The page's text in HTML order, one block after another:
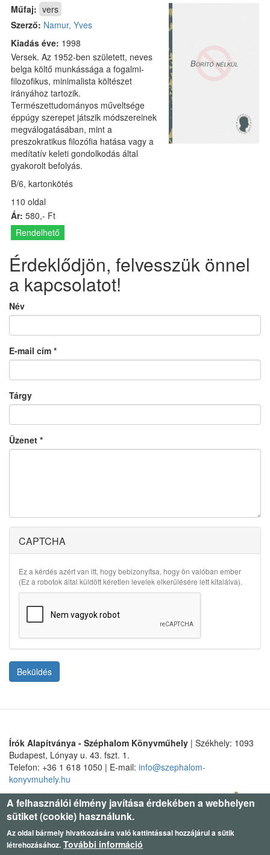
Műfaj: vers
Szerző: Namur, Yves
Kiadás éve: 1998
Versek. Az 1952-ben született, neves
belga költő munkássága a fogalmi-
filozofikus, minimalista költészet
irányához tartozik.
Természettudományos műveltsége
éppúgy szerepet játszik módszereinek
megválogatásában, mint a
preszokratikus filozófia hatása vagy a
medítatív keleti gondolkodás által
gyakorolt befolyás.
B/6, kartonkötés
110 oldal
Ár: 580,- Ft
Rendelhető
Érdeklődjön, felvesszük önnel
a kapcsolatot!
Név
E-mail cím *
Tárgy
Üzenet *
CAPTCHA
Ez a kérdés azért van itt, hogy bebizonyítsa, hogy ön valóban ember
(Ez a robotok által küldött kéretlen levelek elkerülésére lett kitalálva).
Beküldés
Írók Alapítványa - Széphalom Könyvműhely | Székhely: 1093
Budapest, Lónyay u. 43. fszt. 1.
Telefon: +36 1 618 1050 | E-mail: info@szephalom-
konyvmuhely.hu
A felhasználói élmény javítása érdekében a webhelyen
sütiket (cookie) használunk.
Az oldal bármely hivatkozására való kattintással hozzájárul a sütik
létrehozásához. További információ